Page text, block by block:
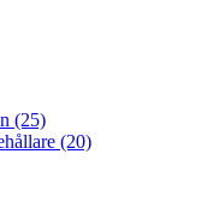
(25)
(20)